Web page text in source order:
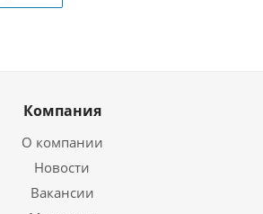
Компания
О компании
Новости
Вакансии